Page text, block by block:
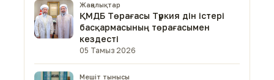
Жаңалықтар
ҚМДБ Төрағасы Түркия дін істері
басқармасының төрағасымен
кездесті
05 Тамыз 2026
Мешіт тынысы